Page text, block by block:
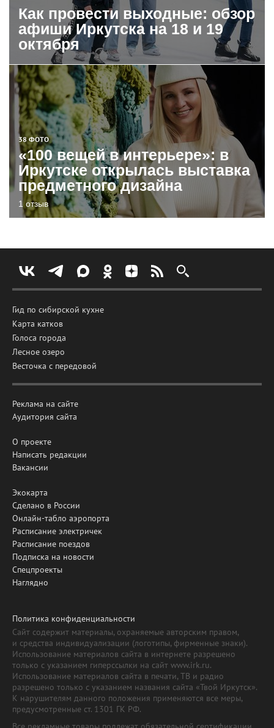
Как провести выходные: обзор
афиши Иркутска на 18 и 19
октября
38 ФОТО
«100 вещей в интерьере»: в
Иркутске открылась выставка
предметного дизайна
1 отзыв
Гид по сибирской кухне
Карта катков
Голоса города
Лесное озеро
Весточка с передовой
Реклама на сайте
Аудитория сайта
О проекте
Написать редакции
Вакансии
Экокарта
Сделано в России
Онлайн-табло аэропорта
Расписание электричек
Расписание поездов
Подписка на новости
Спецпроекты
Наглядно
Политика конфиденциальности
Сайт содержит материалы, охраняемые авторским правом,
и средства индивидуализации (логотипы, фирменные знаки).
Использование материалов сайта в интернете разрешено
только с указанием гиперссылки на сайт www.irk.ru.
Использование материалов сайта в печати, ТВ и радио
разрешено только с указанием названия сайта «Твой Иркутск».
К нарушителям данного положения применяются все меры,
предусмотренные ст. 1301 ГК РФ.